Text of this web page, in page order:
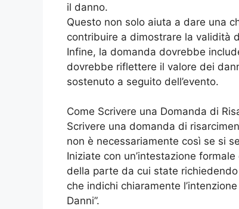
il danno.
Questo non solo aiuta a dare una
contribuire a dimostrare la validità
Infine, la domanda dovrebbe
dovrebbe riflettere il valore dei
sostenuto a seguito dell’evento.
Come Scrivere una Domanda di
Scrivere una domanda di
non è necessariamente così se si
Iniziate con un’intestazione
della parte da cui state
che indichi chiaramente
Danni”.